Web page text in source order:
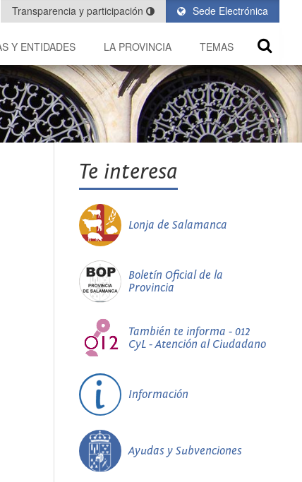
Sede Electrónica
Transparencia y participación
Y ENTIDADES LA PROVINCIA TEMAS
Te interesa
Lonja de Salamanca
Boletín Oficial de la
Provincia
También te informa - 012
CyL - Atención al Ciudadano
Información
Ayudas y Subvenciones